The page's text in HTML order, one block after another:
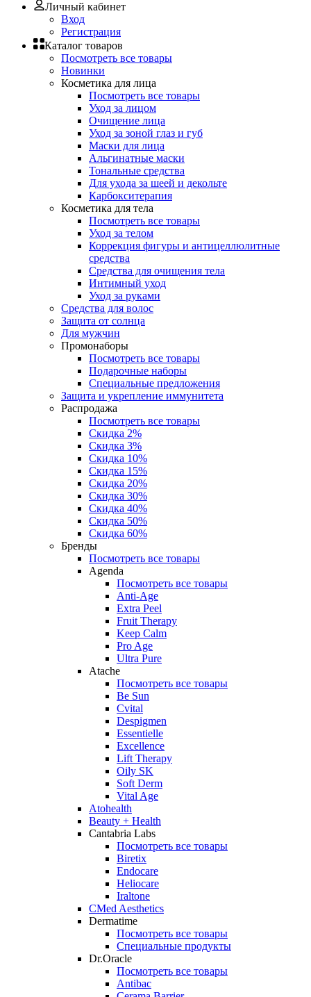
Личный кабинет
Вход
Регистрация
Каталог товаров
Посмотреть все товары
Новинки
Косметика для лица
Посмотреть все товары
Уход за лицом
Очищение лица
Уход за зоной глаз и губ
Маски для лица
Альгинатные маски
Тональные средства
Для ухода за шеей и декольте
Карбокситерапия
Косметика для тела
Посмотреть все товары
Уход за телом
Коррекция фигуры и антицеллюлитные
средства
Средства для очищения тела
Интимный уход
Уход за руками
Средства для волос
Защита от солнца
Для мужчин
Промонаборы
Посмотреть все товары
Подарочные наборы
Специальные предложения
Защита и укрепление иммунитета
Распродажа
Посмотреть все товары
Скидка 2%
Скидка 3%
Скидка 10%
Скидка 15%
Скидка 20%
Скидка 30%
Скидка 40%
Скидка 50%
Скидка 60%
Бренды
Посмотреть все товары
Agenda
Посмотреть все товары
Anti‑Age
Extra Peel
Fruit Therapy
Keep Calm
Pro Age
Ultra Pure
Atache
Посмотреть все товары
Be Sun
Cvital
Despigmen
Essentielle
Excellence
Lift Therapy
Oily SK
Soft Derm
Vital Age
Atohealth
Beauty + Health
Cantabria Labs
Посмотреть все товары
Biretix
Endocare
Heliocare
Iraltone
CMed Aesthetics
Dermatime
Посмотреть все товары
Специальные продукты
Dr.Oracle
Посмотреть все товары
Antibac